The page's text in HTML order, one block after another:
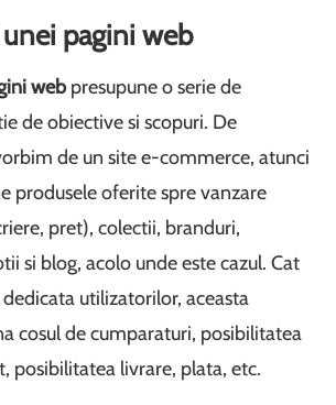
pagini web
webpresupune o serie de
de obiective si scopuri. De
de un site e-commerce, atunci
produsele oferite spre vanzare
pret), colectii, branduri,
si blog, acolo unde este cazul. Cat
utilizatorilor, aceasta
cosul de cumparaturi, posibilitatea
posibilitatea livrare, plata, etc.